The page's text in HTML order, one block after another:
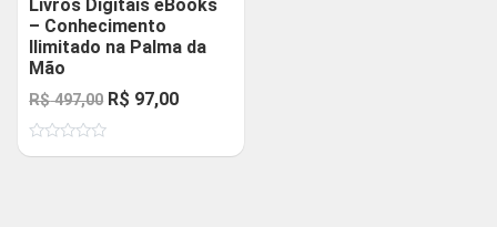
Livros Digitais eBooks
– Conhecimento
Ilimitado na Palma da
Mão
R$497,00 O
original
R$ 97,00O
atual